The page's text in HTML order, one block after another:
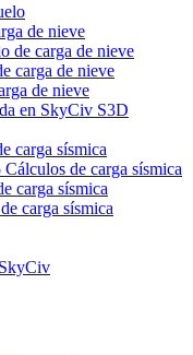
de nieve
de carga de nieve
carga de nieve
de nieve
en SkyCiv S3D
carga sísmica
de carga sísmica
carga sísmica
carga sísmica